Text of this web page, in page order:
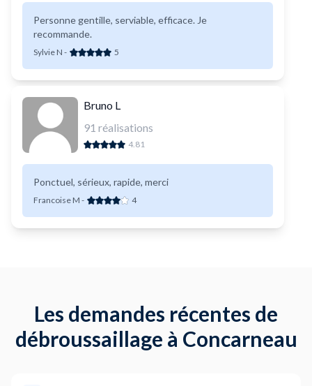
Personne gentille, serviable, efficace. Je
recommande.
Sylvie N - 5
Bruno L
91 réalisations
4.81
Ponctuel, sérieux, rapide, merci
Francoise M - 4
Les demandes récentes de
débroussaillage à Concarneau